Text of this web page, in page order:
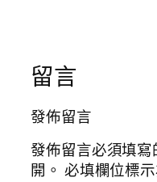
留言
發佈留言
發佈留言必須填
開。 必填欄位標